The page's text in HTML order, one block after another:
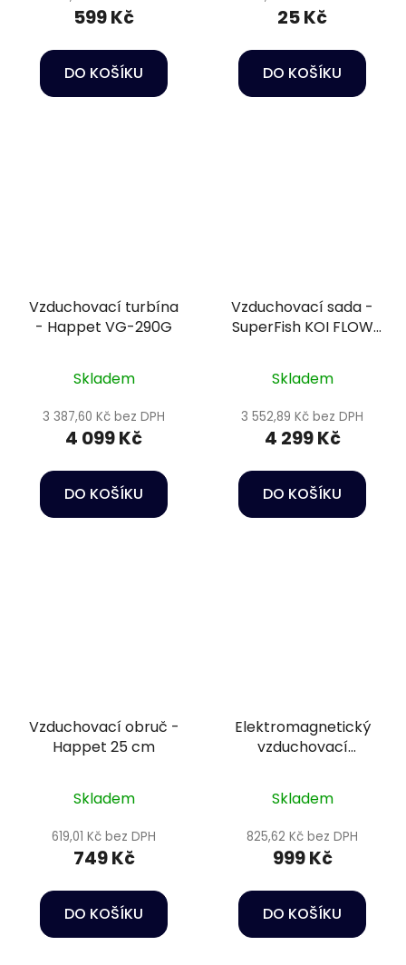
599 Kč
DO KOŠÍKU
25 Kč
DO KOŠÍKU
Vzduchovací turbína
- Happet VG-290G
Skladem
3 387,60 Kč bez DPH
4 099 Kč
DO KOŠÍKU
Vzduchovací sada -
SuperFish KOI FLOW
Skladem
3 552,89 Kč bez DPH
4 299 Kč
DO KOŠÍKU
Vzduchovací obruč -
Happet 25 cm
Skladem
619,01 Kč bez DPH
749 Kč
DO KOŠÍKU
Elektromagnetický
vzduchovací
Skladem
825,62 Kč bez DPH
999 Kč
DO KOŠÍKU